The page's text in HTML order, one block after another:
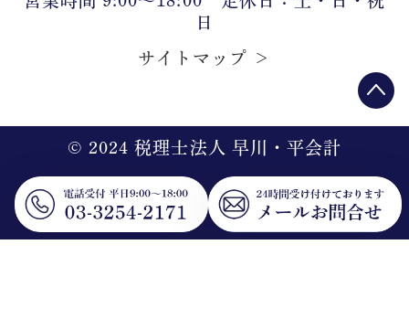
日
サイトマップ ＞
©︎ 2024 税理士法人 早川・平会計